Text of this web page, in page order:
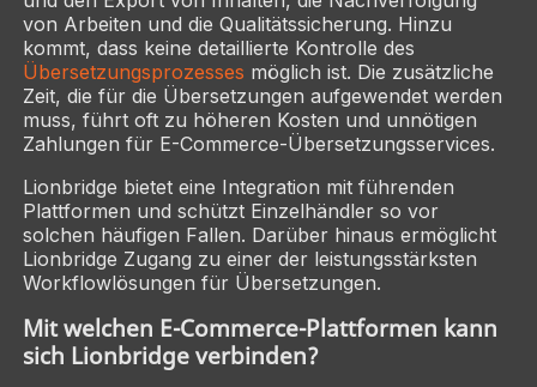
von Arbeiten und die Qualitätssicherung. Hinzu
kommt, dass keine detaillierte Kontrolle des
Übersetzungsprozesses möglich ist. Die zusätzliche
Zeit, die für die Übersetzungen aufgewendet werden
muss, führt oft zu höheren Kosten und unnötigen
Zahlungen für E-Commerce-Übersetzungsservices.
Lionbridge bietet eine Integration mit führenden
Plattformen und schützt Einzelhändler so vor
solchen häufigen Fallen. Darüber hinaus ermöglicht
Lionbridge Zugang zu einer der leistungsstärksten
Workflowlösungen für Übersetzungen.
Mit welchen E-Commerce-Plattformen kann
sich Lionbridge verbinden?